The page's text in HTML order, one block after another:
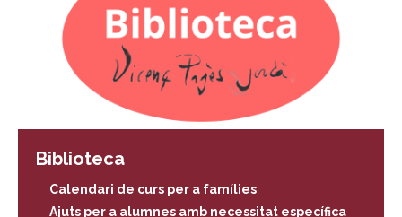
Biblioteca
Calendari de curs per a famílies
Ajuts per a alumnes amb necessitat específica